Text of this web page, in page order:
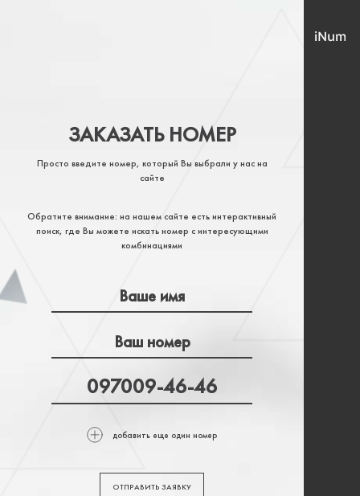
ЗАКАЗАТЬ НОМЕР
Просто введите номер, который Вы выбрали у нас на
сайте
Обратите внимание: на нашем сайте есть интерактивный
поиск, где Вы можете искать номер с интересующими
комбинациями
добавить еще один номер
ОТПРАВИТЬ ЗАЯВКУ